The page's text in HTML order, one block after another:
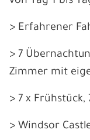
> Erfahrener
> 7
Zimmer mit
> 7 x Frühstück,
> Windsor